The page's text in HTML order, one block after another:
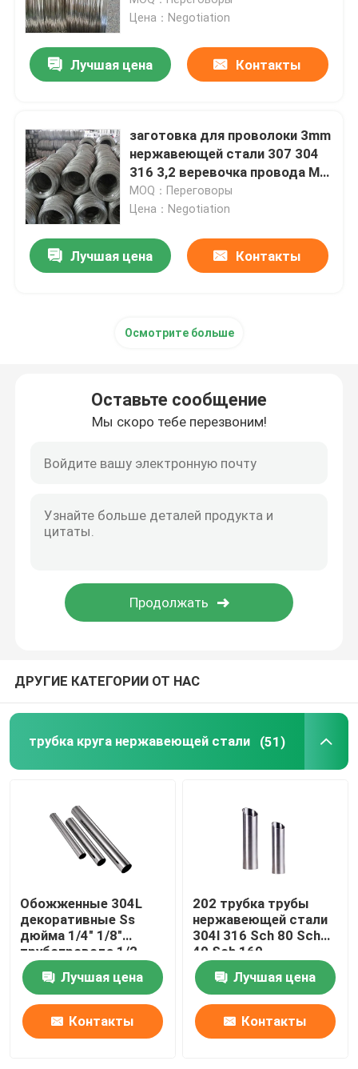
Прокладка легированной стали
Трубки легированной стали
Катушка легированной стали
Гальванизированная стальная трубка
Цена：Negotiation
Лучшая цена Контакты
заготовка для проволоки 3mm
нержавеющей стали 307 304
316 3,2 веревочка провода Mm
2mm Ss
MOQ：Переговоры
Цена：Negotiation
Лучшая цена Контакты
Осмотрите больше
Оставьте сообщение
Мы скоро тебе перезвоним!
ДРУГИЕ КАТЕГОРИИ ОТ НАС
трубка круга нержавеющей стали (51)
Обожженные 304L
декоративные Ss
дюйма 1/4" 1/8"
трубопровода 1/2
нержавеющей стали
201 304 пускают круг
по трубам
Лучшая цена
Контакты
202 трубка трубы
нержавеющей стали
304l 316 Sch 80 Sch
40 Sch 160
отполированная
Лучшая цена
Контакты